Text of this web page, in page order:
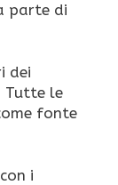
parte di
dei
Tutte le
fonte
i